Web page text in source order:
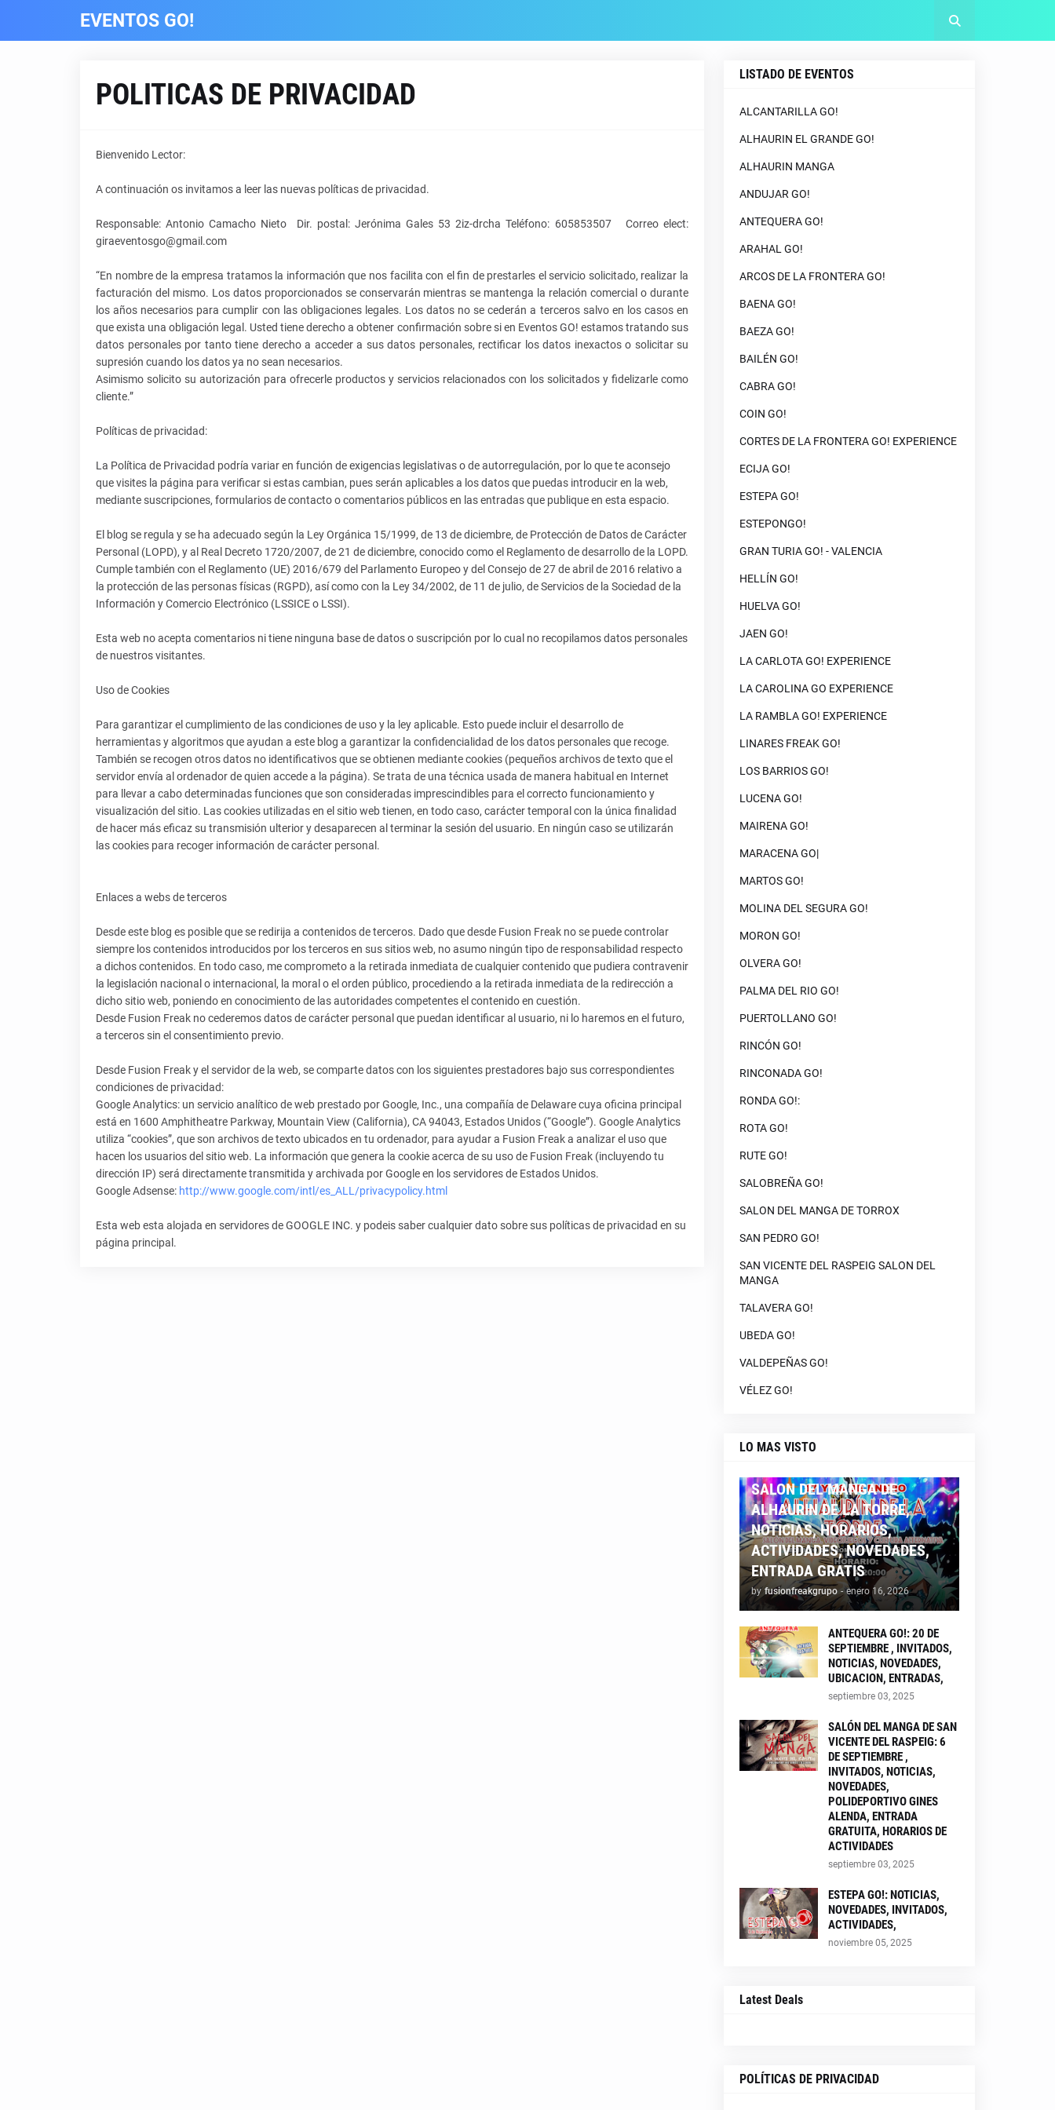
EVENTOS GO!
POLITICAS DE PRIVACIDAD
Bienvenido Lector:
A continuación os invitamos a leer las nuevas políticas de privacidad.
Responsable: Antonio Camacho Nieto Dir. postal: Jerónima Gales 53 2iz-drcha Teléfono: 605853507 Correo elect:
giraeventosgo@gmail.com
“En nombre de la empresa tratamos la información que nos facilita con el fin de prestarles el servicio solicitado, realizar la
facturación del mismo. Los datos proporcionados se conservarán mientras se mantenga la relación comercial o durante
los años necesarios para cumplir con las obligaciones legales. Los datos no se cederán a terceros salvo en los casos en
que exista una obligación legal. Usted tiene derecho a obtener confirmación sobre si en Eventos GO! estamos tratando sus
datos personales por tanto tiene derecho a acceder a sus datos personales, rectificar los datos inexactos o solicitar su
supresión cuando los datos ya no sean necesarios.
Asimismo solicito su autorización para ofrecerle productos y servicios relacionados con los solicitados y fidelizarle como
cliente.”
Políticas de privacidad:
La Política de Privacidad podría variar en función de exigencias legislativas o de autorregulación, por lo que te aconsejo
que visites la página para verificar si estas cambian, pues serán aplicables a los datos que puedas introducir en la web,
mediante suscripciones, formularios de contacto o comentarios públicos en las entradas que publique en esta espacio.
El blog se regula y se ha adecuado según la Ley Orgánica 15/1999, de 13 de diciembre, de Protección de Datos de Carácter
Personal (LOPD), y al Real Decreto 1720/2007, de 21 de diciembre, conocido como el Reglamento de desarrollo de la LOPD.
Cumpletambién con el Reglamento (UE) 2016/679 del Parlamento Europeo y del Consejo de 27 de abril de 2016 relativo a
la protección de las personas físicas (RGPD), así como con la Ley34/2002, de 11 de julio, de Servicios de la Sociedad de la
Información y Comercio Electrónico (LSSICE o LSSI).
Esta web no acepta comentarios ni tiene ninguna base de datos o suscripción por lo cual no recopilamos datos personales
de nuestros visitantes.
Uso de Cookies
Para garantizar el cumplimiento de las condiciones de uso y la ley aplicable. Esto puede incluir el desarrollo de
herramientas y algoritmos que ayudan a este blog a garantizar la confidencialidad de los datos personales que recoge.
También se recogen otros datos no identificativos que se obtienen mediante cookies (pequeños archivos de texto que el
servidor envía al ordenador de quien accede a la página). Se trata de una técnica usada de manera habitual en Internet
para llevar a cabo determinadas funciones que son consideradas imprescindibles para el correcto funcionamiento y
visualización del sitio. Las cookies utilizadas en el sitio web tienen, en todo caso, carácter temporal con la única finalidad
de hacer más eficaz su transmisión ulterior y desaparecen al terminar la sesión del usuario. En ningún caso se utilizarán
las cookies para recoger información de carácter personal.
Enlaces a webs de terceros
Desde este blog es posible que se redirija a contenidos de terceros. Dado que desde Fusion Freak no se puede controlar
siempre los contenidos introducidos por los terceros en sus sitios web, no asumo ningún tipo de responsabilidad respecto
a dichos contenidos. En todo caso, me comprometo a la retirada inmediata de cualquier contenido que pudiera contravenir
la legislación nacional o internacional, la moral o el orden público, procediendo a la retirada inmediata de la redirección a
dicho sitio web, poniendo en conocimiento de las autoridades competentes el contenido en cuestión.
Desde Fusion Freak no cederemos datos de carácter personal que puedan identificar al usuario, ni lo haremos en el futuro,
a terceros sin el consentimiento previo.
Desde Fusion Freak y el servidor de la web, se comparte datos con los siguientes prestadores bajo sus correspondientes
condiciones de privacidad:
Google Analytics: un servicio analítico de web prestado por Google, Inc., una compañía de Delaware cuya oficina principal
está en 1600 Amphitheatre Parkway, Mountain View (California), CA 94043, Estados Unidos (“Google”). Google Analytics
utiliza “cookies”, que son archivos de texto ubicados en tu ordenador, para ayudar a Fusion Freak a analizar el uso que
hacen los usuarios del sitio web. La información que genera la cookie acerca de su uso de Fusion Freak (incluyendo tu
dirección IP) será directamente transmitida y archivada por Google en los servidores de Estados Unidos.
Google Adsense: http://www.google.com/intl/es_ALL/privacypolicy.html
Esta web esta alojada en servidores de GOOGLE INC. y podeis saber cualquier dato sobre sus políticas de privacidad en su
página principal.
LISTADO DE EVENTOS
ALCANTARILLA GO!
ALHAURIN EL GRANDE GO!
ALHAURIN MANGA
ANDUJAR GO!
ANTEQUERA GO!
ARAHAL GO!
ARCOS DE LA FRONTERA GO!
BAENA GO!
BAEZA GO!
BAILÉN GO!
CABRA GO!
COIN GO!
CORTES DE LA FRONTERA GO! EXPERIENCE
ECIJA GO!
ESTEPA GO!
ESTEPONGO!
GRAN TURIA GO! - VALENCIA
HELLÍN GO!
HUELVA GO!
JAEN GO!
LA CARLOTA GO! EXPERIENCE
LA CAROLINA GO EXPERIENCE
LA RAMBLA GO! EXPERIENCE
LINARES FREAK GO!
LOS BARRIOS GO!
LUCENA GO!
MAIRENA GO!
MARACENA GO|
MARTOS GO!
MOLINA DEL SEGURA GO!
MORON GO!
OLVERA GO!
PALMA DEL RIO GO!
PUERTOLLANO GO!
RINCÓN GO!
RINCONADA GO!
RONDA GO!:
ROTA GO!
RUTE GO!
SALOBREÑA GO!
SALON DEL MANGA DE TORROX
SAN PEDRO GO!
SAN VICENTE DEL RASPEIG SALON DEL
MANGA
TALAVERA GO!
UBEDA GO!
VALDEPEÑAS GO!
VÉLEZ GO!
LO MAS VISTO
SALON DEL MANGA DE
ALHAURIN DE LA TORRE,
NOTICIAS, HORARIOS,
ACTIVIDADES, NOVEDADES,
ENTRADA GRATIS
by fusionfreakgrupo - enero 16, 2026
ANTEQUERA GO!: 20 DE
SEPTIEMBRE , INVITADOS,
NOTICIAS, NOVEDADES,
UBICACION, ENTRADAS,
septiembre 03, 2025
SALÓN DEL MANGA DE SAN
VICENTE DEL RASPEIG: 6
DE SEPTIEMBRE ,
INVITADOS, NOTICIAS,
NOVEDADES,
POLIDEPORTIVO GINES
ALENDA, ENTRADA
GRATUITA, HORARIOS DE
ACTIVIDADES
septiembre 03, 2025
ESTEPA GO!: NOTICIAS,
NOVEDADES, INVITADOS,
ACTIVIDADES,
noviembre 05, 2025
Latest Deals
POLÍTICAS DE PRIVACIDAD